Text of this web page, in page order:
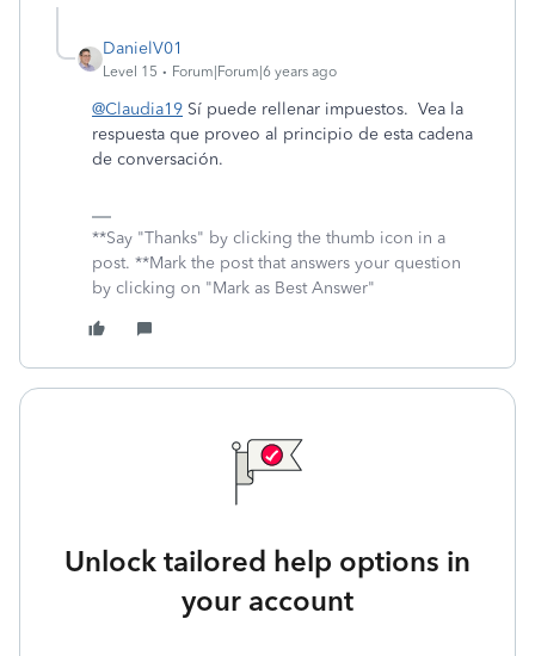
DanielV01
Level 15 Forum|Forum|6 years ago
@Claudia19 Sí puede rellenar impuestos. Vea la
respuesta que proveo al principio de esta cadena
de conversación.
**Say "Thanks" by clicking the thumb icon in a
post. **Mark the post that answers your question
by clicking on "Mark as Best Answer"
Unlock tailored help options in
your account